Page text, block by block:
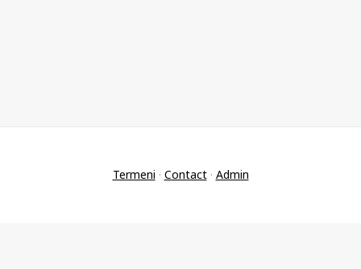
Termeni · Contact· Admin